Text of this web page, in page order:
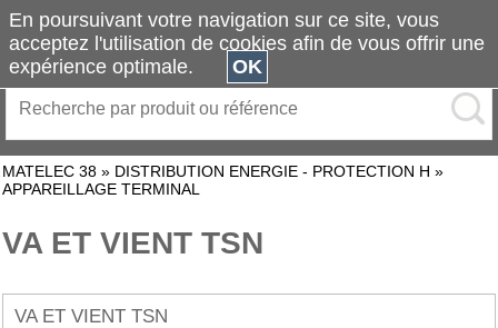
MATELEC 38 » DISTRIBUTION ENERGIE - PROTECTION H »
APPAREILLAGE TERMINAL
VA ET VIENT TSN
VA ET VIENT TSN
En poursuivant votre navigation sur ce site, vous
acceptez l'utilisation de cookies afin de vous offrir une
expérience optimale.
OK